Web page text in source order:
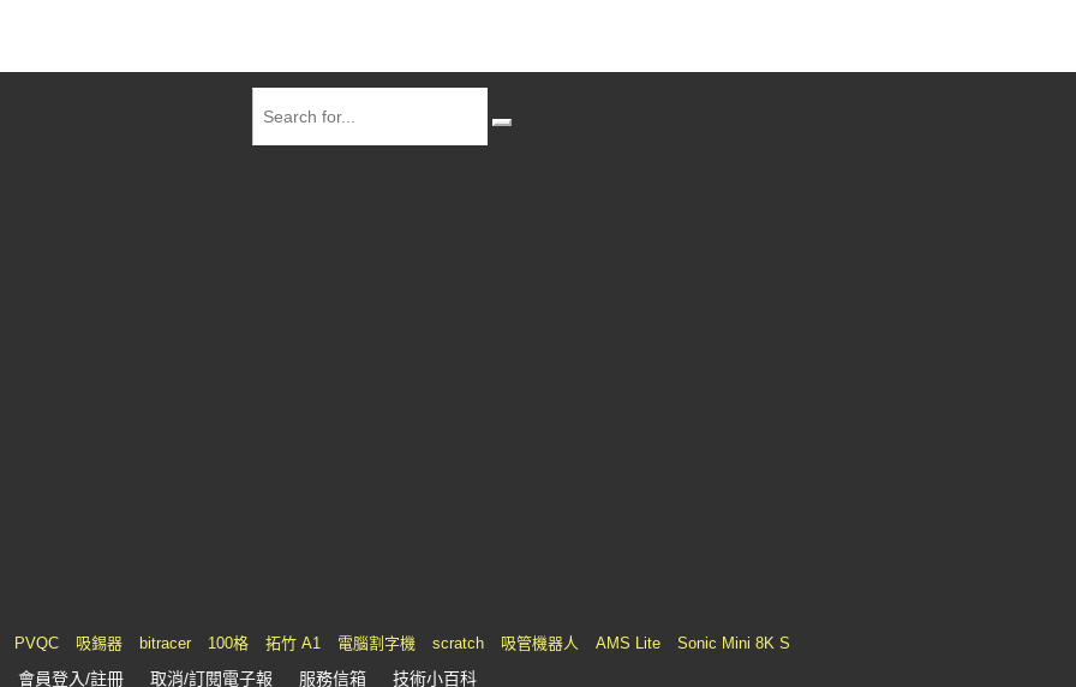
PVQC 吸錫器 bitracer 100格 拓竹 A1 電腦割字機 scratch 吸管機器人 AMS Lite Sonic Mini 8K S
會員登入/註冊 取消/訂閱電子報 服務信箱 技術小百科